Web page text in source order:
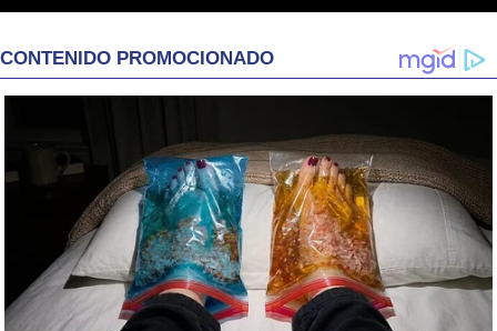
CONTENIDO PROMOCIONADO